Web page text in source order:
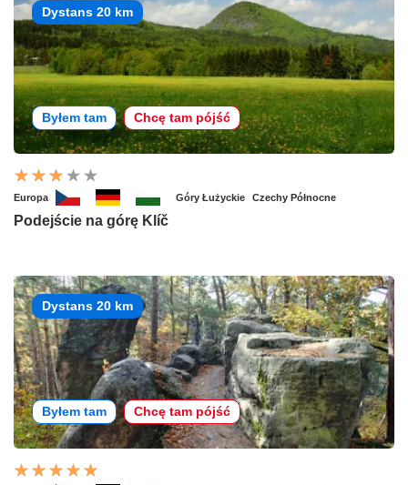
Dystans 20 km
Byłem tam Chcę tam pójść
Europa Góry Łużyckie Czechy Północne
Podejście na górę Klíč
Dystans 20 km
Byłem tam Chcę tam pójść